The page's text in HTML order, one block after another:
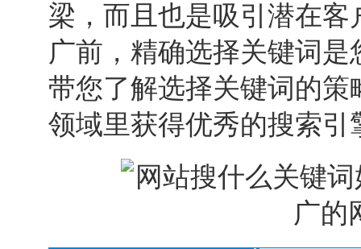
梁，而且也是吸引潜在
广前，精确选择关键词
带您了解选择关键词的
领域里获得优秀的搜索引